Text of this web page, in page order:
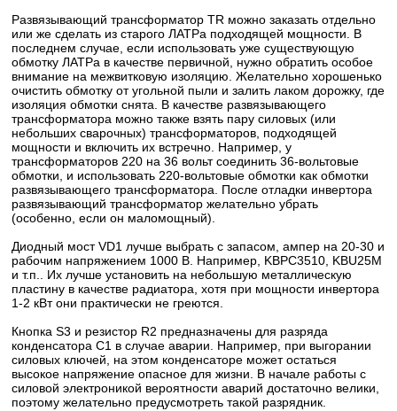
Развязывающий трансформатор TR можно заказать отдельно
или же сделать из старого ЛАТРа подходящей мощности. В
последнем случае, если использовать уже существующую
обмотку ЛАТРа в качестве первичной, нужно обратить особое
внимание на межвитковую изоляцию. Желательно хорошенько
очистить обмотку от угольной пыли и залить лаком дорожку, где
изоляция обмотки снята. В качестве развязывающего
трансформатора можно также взять пару силовых (или
небольших сварочных) трансформаторов, подходящей
мощности и включить их встречно. Например, у
трансформаторов 220 на 36 вольт соединить 36-вольтовые
обмотки, и использовать 220-вольтовые обмотки как обмотки
развязывающего трансформатора. После отладки инвертора
развязывающий трансформатор желательно убрать
(особенно, если он маломощный).
Диодный мост VD1 лучше выбрать с запасом, ампер на 20-30 и
рабочим напряжением 1000 В. Например, KBPC3510, KBU25M
и т.п.. Их лучше установить на небольшую металлическую
пластину в качестве радиатора, хотя при мощности инвертора
1-2 кВт они практически не греются.
Кнопка S3 и резистор R2 предназначены для разряда
конденсатора C1 в случае аварии. Например, при выгорании
силовых ключей, на этом конденсаторе может остаться
высокое напряжение опасное для жизни. В начале работы с
силовой электроникой вероятности аварий достаточно велики,
поэтому желательно предусмотреть такой разрядник.